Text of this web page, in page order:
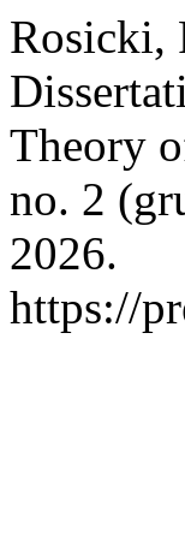
Rosicki,
Theory
no. 2
2026.
https://